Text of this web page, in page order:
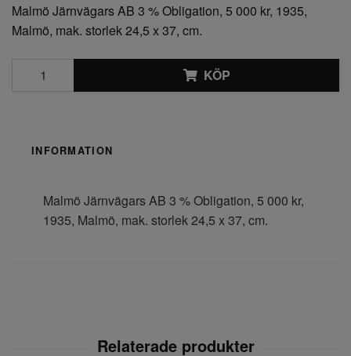
Malmö Järnvägars AB 3 % Obligation, 5 000 kr, 1935,
Malmö, mak. storlek 24,5 x 37, cm.
KÖP
INFORMATION
Malmö Järnvägars AB 3 % Obligation, 5 000 kr,
1935, Malmö, mak. storlek 24,5 x 37, cm.